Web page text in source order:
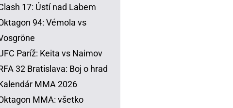
17: Ústí nad Labem
94: Vémola vs
Paríž: Keita vs Naimov
32 Bratislava: Boj o hrad
MMA 2026
MMA: všetko